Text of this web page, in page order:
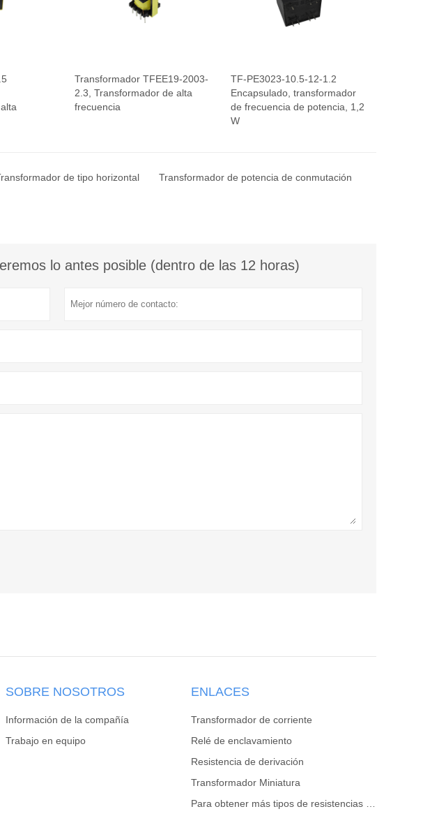
Transformador TFEE19-2003-
2.3, Transformador de alta
frecuencia
TF-PE3023-10.5-12-1.2
Encapsulado, transformador
de frecuencia de potencia, 1,2
W
de tipo horizontal
Transformador de potencia de conmutación
lo antes posible (dentro de las 12 horas)
SOBRE NOSOTROS
Información de la compañía
Trabajo en equipo
ENLACES
Transformador de corriente
Relé de enclavamiento
Resistencia de derivación
Transformador Miniatura